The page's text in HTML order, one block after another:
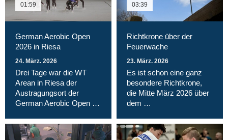
01:59
German Aerobic Open
2026 in Riesa
24. März. 2026
Drei Tage war die WT
Arean in Riesa der
Austragungsort der
German Aerobic Open …
03:39
Richtkrone über der
Feuerwache
23. März. 2026
Es ist schon eine ganz
besondere Richtkrone,
die Mitte März 2026 über
dem …